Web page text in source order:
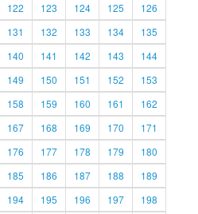
122 123 124 125
126
131 132 133 134
135
140 141 142 143
144
149 150 151 152
153
158 159 160 161
162
167 168 169 170
171
176 177 178 179
180
185 186 187 188
189
194 195 196 197
198